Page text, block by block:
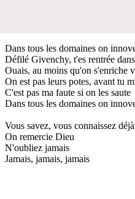
Dans tous les domaines on
Défilé Givenchy, t'es rentrée
Ouais, au moins qu'on s'enriche
On est pas leurs potes, avant tu
C'est pas ma faute si on les saute
Dans tous les domaines on
Vous savez, vous connaissez
On remercie Dieu
N'oubliez jamais
Jamais, jamais, jamais